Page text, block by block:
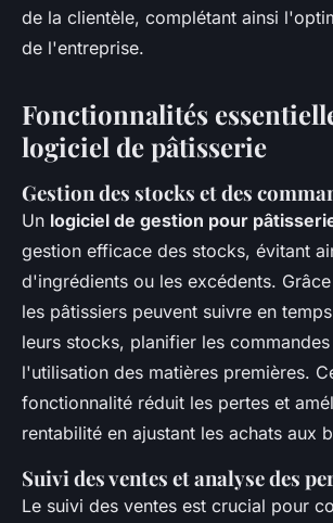
de la clientèle, complétant ainsi
de l'entreprise.
Fonctionnalités
logiciel de pâtisserie
Gestion des stocks et des
Un logiciel de gestion pour
gestion efficace des stocks, évitant
d'ingrédients ou les excédents.
les pâtissiers peuvent suivre en
leurs stocks, planifier les
l'utilisation des matières premières.
fonctionnalité réduit les pertes et
rentabilité en ajustant les achats aux
Suivi des ventes et analyse des
Le suivi des ventes est crucial pour